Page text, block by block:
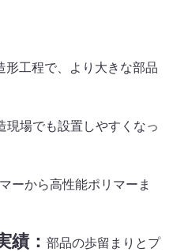
形工程で、より大きな部品
現場でも設置しやすくなっ
ーから高性能ポリマーま
績： 部品の歩留まりとプ